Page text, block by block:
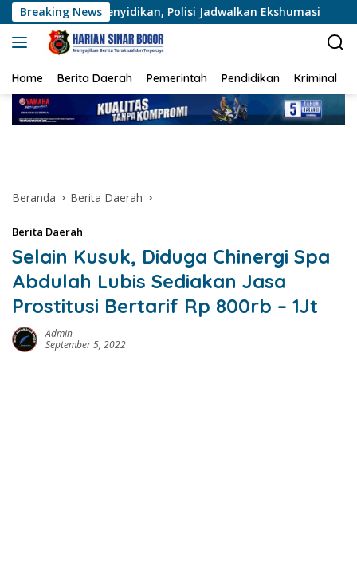
Langsung
ke
konten
Breaking News
Polisi Jadwalkan Ekshumasi Polda Metro
Home Berita Daerah Pemerintah Pendidikan Kriminal
Beranda Berita Daerah
Berita Daerah
Selain Kusuk, Diduga Chinergi Spa
Abdulah Lubis Sediakan Jasa
Prostitusi Bertarif Rp 800rb – 1Jt
Admin
September 5, 2022